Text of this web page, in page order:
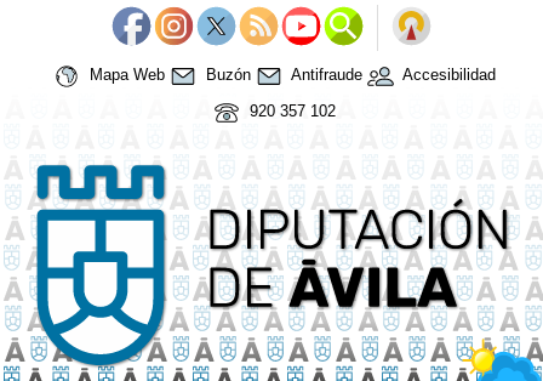
Mapa Web Buzón Antifraude
Accesibilidad
920 357 102